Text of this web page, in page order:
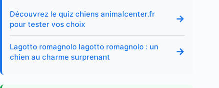
Découvrez le quiz chiens animalcenter.fr
pour tester vos choix
→
Lagotto romagnolo lagotto romagnolo : un
chien au charme surprenant
→